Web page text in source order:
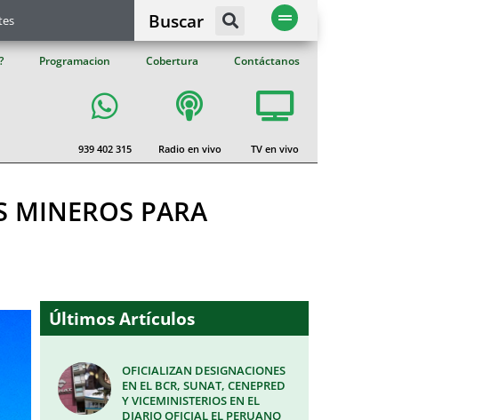
Buscar
Programacion Cobertura Contáctanos
939 402 315 Radio en vivo TV en vivo
MINEROS PARA
Últimos Artículos
OFICIALIZAN DESIGNACIONES
EN EL BCR, SUNAT, CENEPRED
Y VICEMINISTERIOS EN EL
DIARIO OFICIAL EL PERUANO